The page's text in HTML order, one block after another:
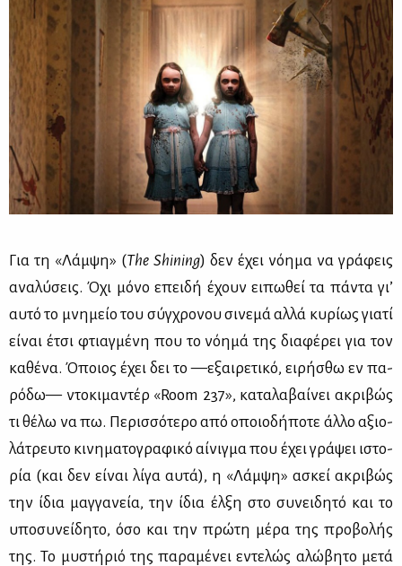
Για τη «Λάμ­ψη» (The Shining) δεν έχει νό­η­μα να γρά­φεις
ανα­λύ­σεις. Όχι μό­νο επει­δή έχουν ει­πω­θεί τα πά­ντα γι’
αυ­τό το μνη­μείο του σύγ­χρο­νου σι­νε­μά αλ­λά κυ­ρί­ως για­τί
εί­ναι έτσι φτιαγ­μέ­νη που το νό­η­μά της δια­φέ­ρει για τον
κα­θέ­να. Όποιος έχει δει το —εξαι­ρε­τι­κό, ει­ρή­σθω εν πα­
ρό­δω— ντο­κι­μα­ντέρ «Room 237», κα­τα­λα­βαί­νει ακρι­βώς
τι θέ­λω να πω. Πε­ρισ­σό­τε­ρο από οποιο­δή­πο­τε άλ­λο αξιο­
λά­τρευ­το κι­νη­μα­το­γρα­φι­κό αί­νιγ­μα που έχει γρά­ψει ιστο­
ρία (και δεν εί­ναι λί­γα αυ­τά), η «Λάμ­ψη» ασκεί ακρι­βώς
την ίδια μαγ­γα­νεία, την ίδια έλ­ξη στο συ­νει­δη­τό και το
υπο­συ­νεί­δη­το, όσο και την πρώ­τη μέ­ρα της προ­βο­λής
της. Το μυ­στή­ριό της πα­ρα­μέ­νει εντε­λώς αλώ­βη­το με­τά